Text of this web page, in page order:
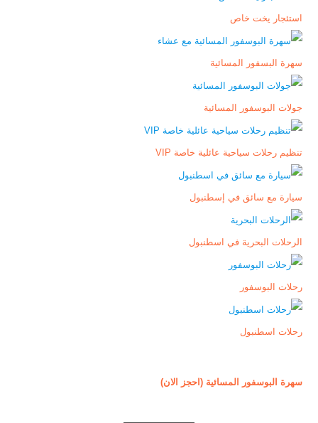
استئجار يخت خاص
سهرة البسفور المسائية
جولات البوسفور المسائية
تنظيم رحلات سياحية عائلية خاصة VIP
سيارة مع سائق في إسطنبول
الرحلات البحرية في اسطنبول
رحلات البوسفور
رحلات اسطنبول
سهرة البوسفور المسائية (احجز الان)